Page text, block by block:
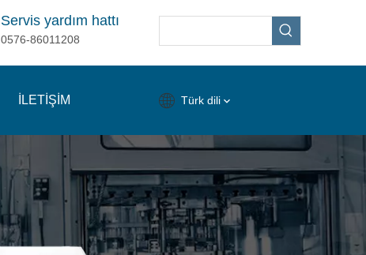
Servis yardım hattı
0576-86011208
İLETİŞİM Türk dili